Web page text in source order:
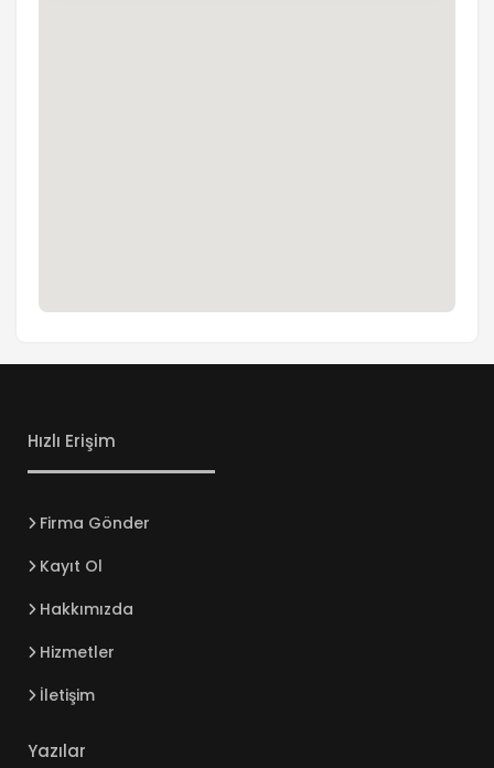
Hızlı Erişim
Firma Gönder
Kayıt Ol
Hakkımızda
Hizmetler
İletişim
Yazılar